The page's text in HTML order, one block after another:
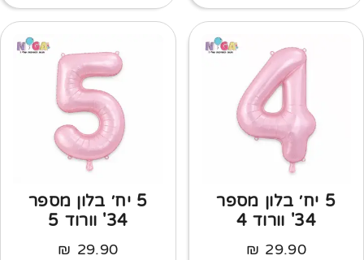
5 יח׳ בלון מספר
34' וורוד 4
29.90
₪
5 יח׳ בלון מספר
34' וורוד 5
29.90
₪